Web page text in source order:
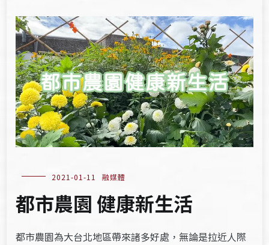
2021-01-11 融媒體
都市農園 健康新生活
都市農園為大台北地區帶來諸多好處，無論是拉近人際